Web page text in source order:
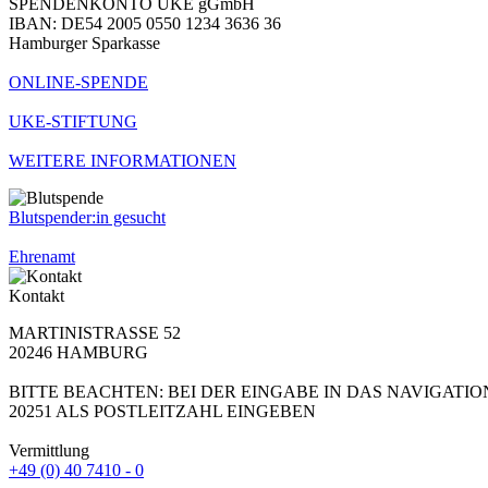
IBAN: DE54 2005 0550 1234 3636 36
Hamburger Sparkasse
ONLINE-SPENDE
UKE-STIFTUNG
WEITERE INFORMATIONEN
Blutspender:in gesucht
Ehrenamt
Kontakt
MARTINISTRASSE 52
20246 HAMBURG
BITTE BEACHTEN: BEI DER EINGABE IN DAS
20251 ALS POSTLEITZAHL EINGEBEN
Vermittlung
+49 (0) 40 7410 - 0